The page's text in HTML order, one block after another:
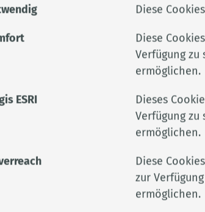
umfasst die tierseuchenrechtliche
Pferde, Schweine und Rinder,
an die aufgestallten Tiere, die
liegenden Besamungsstationen
zweimal im Jahr überprüft. Dabei
Gewinnung des Spermas
damit beim
verschleppt werden. Das
aus, die jede Sendung im
Diese
Diese
Verfügung
ermöglichen.
ESRI
Dieses
Verfügung
ermöglichen.
Diese
zur
ermöglichen.